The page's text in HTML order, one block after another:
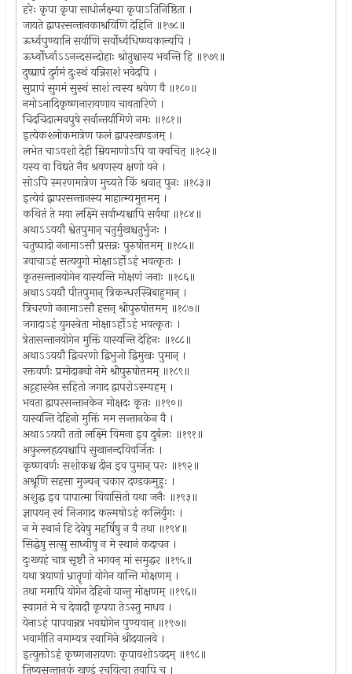
हरेः कृपा कृपा साधोर्लक्ष्म्या कृपाऽतिनिष्ठिता ।
जायते द्वापरसन्तानकाश्रयिणि देहिनि ॥१७८॥
ऊर्ध्वपुण्यानि सर्वाणि सर्वोर्ध्वधिष्ण्यकान्यपि ।
ऊर्ध्वोर्ध्वाऽऽनन्दसन्दोहाः श्रोतुश्चास्य भवन्ति हि ॥१७९॥
दुष्प्रापं दुर्गमं दुःस्थं यन्निराशं भवेदपि ।
सुप्रापं सुगमं सुस्थं साशं त्वस्य श्रवेण वै ॥१८०॥
नमोऽनादिकृष्णनारायणाय चावतारिणे ।
चिदचिदात्मवपुषे सर्वान्तर्यामिणे नमः ॥१८१॥
इत्येकश्लोकमात्रेण फलं द्वापरखण्डजम् ।
लभेत चाऽवशो देही म्रियमाणोऽपि वा क्वचित् ॥१८२॥
यस्य वा विद्यते नैव श्रवणस्य क्षणो वने ।
सोऽपि स्मरणमात्रेण मुच्यते किं श्रवात् पुनः ॥१८३॥
इत्येवं द्वापरसन्तानस्य माहात्म्यमुत्तमम् ।
कथितं ते मया लक्ष्मि सर्वाभ्यश्चापि सर्वथा ॥१८४॥
अथाऽऽययौ श्वेतपुमान् चतुर्मुखश्चतुर्भुजः ।
चतुष्पादो ननामाऽसौ प्रसन्नः पुरुषोत्तमम् ॥१८५॥
उवाचाऽहं सत्ययुगो मोक्षाऽर्होऽहं भवत्कृतः ।
कृतसन्तानयोगेन यास्यन्ति मोक्षणं जनाः ॥१८६॥
अथाऽऽययौ पीतपुमान् त्रिकन्धरस्त्रिबाहुमान् ।
त्रिचरणो ननामाऽसौ हसन् श्रीपुरुषोत्तमम् ॥१८७॥
जगादाऽहं युगस्त्रेता मोक्षाऽर्होऽहं भवत्कृतः ।
त्रेतासन्तानयोगेन मुक्तिं यास्यन्ति देहिनः ॥१८८॥
अथाऽऽययौ द्विचरणो द्विभुजो द्विमुखः पुमान् ।
रक्तवर्णः प्रमोदाढ्यो नेमे श्रीपुरुषोत्तमम् ॥१८९॥
अट्टहास्येन सहितो जगाद द्वापरोऽस्म्यहम् ।
भवता द्वापरसन्तानकेन मोक्षदः कृतः ॥१९०॥
यास्यन्ति देहिनो मुक्तिं मम सन्तानकेन वै ।
अथाऽऽययौ ततो लक्ष्मि विमना इव दुर्बलः ॥१९१॥
अफुल्लहृदयश्चापि सुखानन्दविवर्जितः ।
कृष्णवर्णः सशोकश्च दीन इव पुमान् परः ॥१९२॥
अश्रूणि सहसा मुञ्चन् चकार दण्डवन्मुहुः ।
अशुद्ध इव पापात्मा विवासितो यथा जनैः ॥१९३॥
ज्ञापयन् स्वं निजगाद कल्मषोऽहं कलिर्युगः ।
न मे स्थानं हि देवेषु महर्षिषु न वै तथा ॥१९४॥
सिद्धेषु सत्सु साध्वीषु न मे स्थानं कदाचन ।
दुःख्यहं चात्र सृष्टौ ते भगवन् मां समुद्धर ॥१९५॥
यथा त्रयाणां भ्रातॄणां योगेन यान्ति मोक्षणम् ।
तथा ममापि योगेन देहिनो यान्तु मोक्षणम् ॥१९६॥
स्वागतं मे च देवादौ कृपया तेऽस्तु माधव ।
येनाऽहं पापवान्नत्र भवद्योगेन पुण्यवान् ॥१९७॥
भवामीति नमाम्यत्र स्वामिने श्रीदयालवे ।
इत्युक्तोऽहं कृष्णनारायणः कृपावशोऽवदम् ॥१९८॥
तिष्यसन्तानकं खण्डं रचयित्वा तवापि च ।